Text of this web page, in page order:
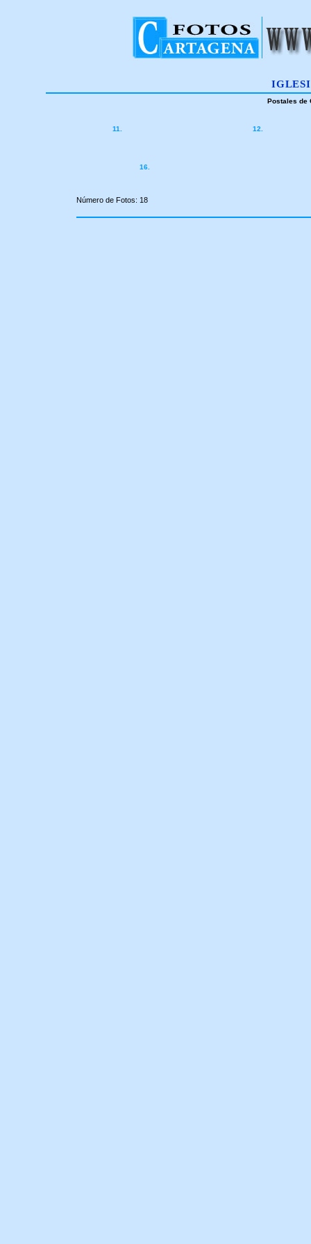
Postales de
11. 12.
16.
Número de Fotos: 18